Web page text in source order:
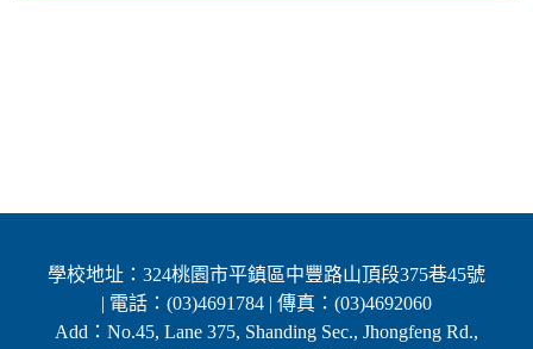
學校地址：324桃園市平鎮區中豐路山頂段375巷45號
| 電話：(03)4691784 | 傳真：(03)4692060
Add：No.45, Lane 375, Shanding Sec., Jhongfeng Rd.,